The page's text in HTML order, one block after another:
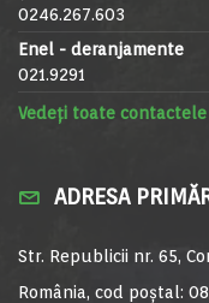
0246.267.603
Enel - deranjamente
021.9291
Vedeți toate
ADRESA
Str. Republicii nr. 65,
România, cod poștal: